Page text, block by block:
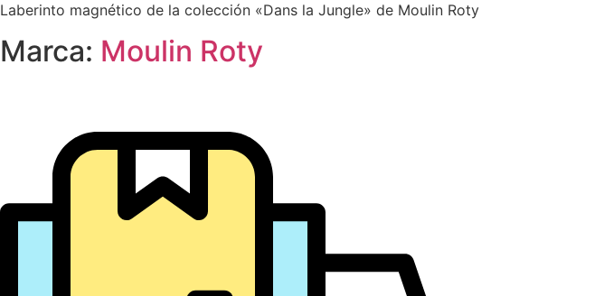
Laberinto magnético de la colección «Dans la Jungle» de Moulin Roty
Marca: Moulin Roty